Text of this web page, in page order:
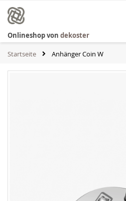
Inhalt
springen
Onlineshop von dekoster
Startseite Anhänger Coin W